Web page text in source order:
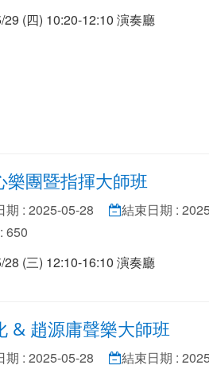
29 (四) 10:20-12:10 演奏廳
樂團暨指揮大師班
期 : 2025-05-28 結束日期 :
650
28 (三) 12:10-16:10 演奏廳
& 趙源庸聲樂大師班
期 : 2025-05-28 結束日期 :